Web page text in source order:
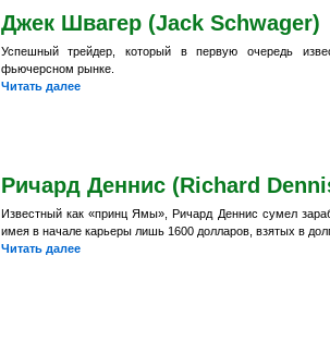
Джек Швагер (Jack Schwager)
Успешный трейдер, который в первую очередь
фьючерсном рынке.
Читать далее
Ричард Деннис (Richard
Известный как «принц Ямы», Ричард Деннис сумел
имея в начале карьеры лишь 1600 долларов, взятых в
Читать далее